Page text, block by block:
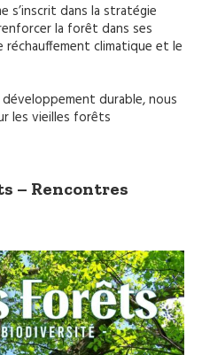
s’inscrit dans la stratégie
la forêt dans ses
climatique et le
durable, nous
les vieilles forêts
– Rencontres